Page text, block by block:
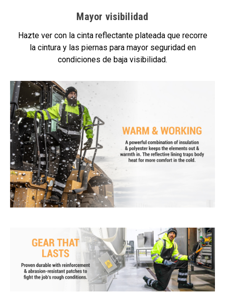
Mayor visibilidad
Hazte ver con la cinta reflectante plateada que recorre
la cintura y las piernas para mayor seguridad en
condiciones de baja visibilidad.